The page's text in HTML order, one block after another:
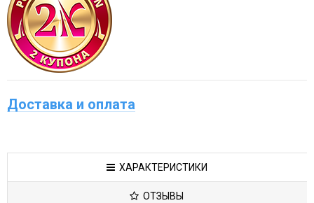
Доставка и оплата
ХАРАКТЕРИСТИКИ
ОТЗЫВЫ